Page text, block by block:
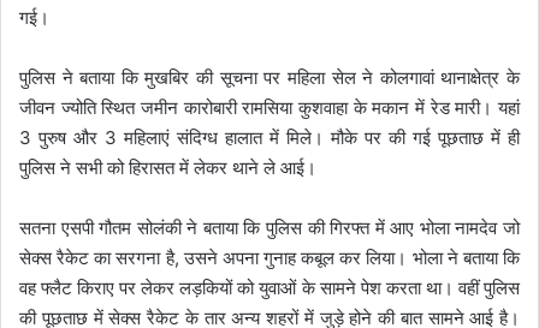
गई।
पुलिस ने बताया कि मुखबिर की सूचना पर महिला सेल ने कोलगावां थानाक्षेत्र के
जीवन ज्योति स्थित जमीन कारोबारी रामसिया कुशवाहा के मकान में रेड मारी। यहां
3 पुरुष और 3 महिलाएं संदिग्ध हालात में मिले। मौके पर की गई पूछताछ में ही
पुलिस ने सभी को हिरासत में लेकर थाने ले आई।
सतना एसपी गौतम सोलंकी ने बताया कि पुलिस की गिरफ्त में आए भोला नामदेव जो
सेक्स रैकेट का सरगना है, उसने अपना गुनाह कबूल कर लिया। भोला ने बताया कि
वह फ्लैट किराए पर लेकर लड़कियों को युवाओं के सामने पेश करता था। वहीं पुलिस
की पूछताछ में सेक्स रैकेट के तार अन्य शहरों में जुड़े होने की बात सामने आई है।